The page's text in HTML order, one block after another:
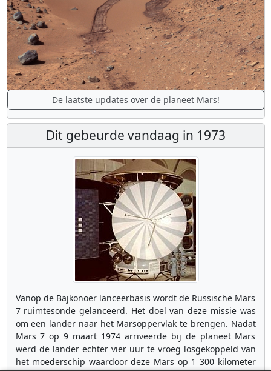
De laatste updates over de planeet Mars!
Dit gebeurde vandaag in 1973
Vanop de Bajkonoer lanceerbasis wordt de Russische Mars
7 ruimtesonde gelanceerd. Het doel van deze missie was
om een lander naar het Marsoppervlak te brengen. Nadat
Mars 7 op 9 maart 1974 arriveerde bij de planeet Mars
werd de lander echter vier uur te vroeg losgekoppeld van
het moederschip waardoor deze Mars op 1 300 kilometer